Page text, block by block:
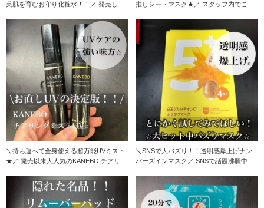
美肌を育むお守り化粧水！！／ 発売して
推しシートマスク★／ スタッフ内でこれ
＼持ち運べて全身使える超万能UVミスト
★／ 発売以来大人気のKANEBO チアリン
＼SNSで大バズり！！透明感爆上げナン
バーズインマスク／ SNSで話題沸騰中、